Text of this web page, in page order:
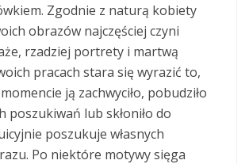
Zgodnie z naturą kobiety
obrazów najczęściej czyni
rzadziej portrety i martwą
pracach stara się wyrazić to,
ją zachwyciło, pobudziło
poszukiwań lub skłoniło do
poszukuje własnych
Po niektóre motywy sięga